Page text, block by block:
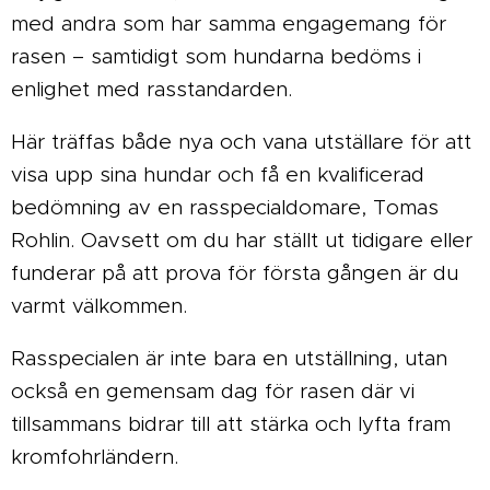
med andra som har samma engagemang för
rasen – samtidigt som hundarna bedöms i
enlighet med rasstandarden.
Här träffas både nya och vana utställare för att
visa upp sina hundar och få en kvalificerad
bedömning av en rasspecialdomare, Tomas
Rohlin. Oavsett om du har ställt ut tidigare eller
funderar på att prova för första gången är du
varmt välkommen.
Rasspecialen är inte bara en utställning, utan
också en gemensam dag för rasen där vi
tillsammans bidrar till att stärka och lyfta fram
kromfohrländern.